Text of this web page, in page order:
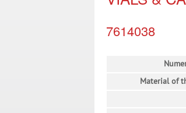
7614038
Material of